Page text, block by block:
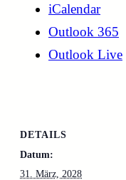
iCalendar
Outlook 365
Outlook Live
DETAILS
Datum:
31. März, 2028